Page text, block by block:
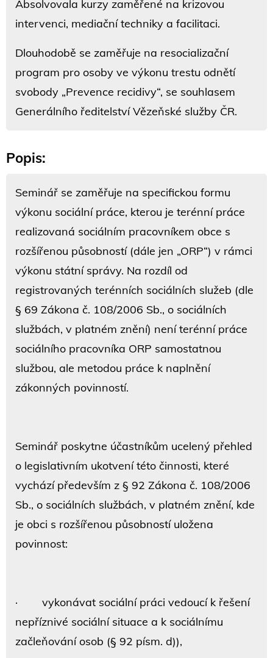
Absolvovala kurzy zaměřené na krizovou
intervenci, mediační techniky a facilitaci.
Dlouhodobě se zaměřuje na resocializační
program pro osoby ve výkonu trestu odnětí
svobody „Prevence recidivy“, se souhlasem
Generálního ředitelství Vězeňské služby ČR.
Popis:
Seminář se zaměřuje na specifickou formu
výkonu sociální práce, kterou je terénní práce
realizovaná sociálním pracovníkem obce s
rozšířenou působností (dále jen „ORP“) v rámci
výkonu státní správy. Na rozdíl od
registrovaných terénních sociálních služeb (dle
§ 69 Zákona č. 108/2006 Sb., o sociálních
službách, v platném znění) není terénní práce
sociálního pracovníka ORP samostatnou
službou, ale metodou práce k naplnění
zákonných povinností.
Seminář poskytne účastníkům ucelený přehled
o legislativním ukotvení této činnosti, které
vychází především z § 92 Zákona č. 108/2006
Sb., o sociálních službách, v platném znění, kde
je obci s rozšířenou působností uložena
povinnost:
· vykonávat sociální práci vedoucí k řešení
nepříznivé sociální situace a k sociálnímu
začleňování osob (§ 92 písm. d)),